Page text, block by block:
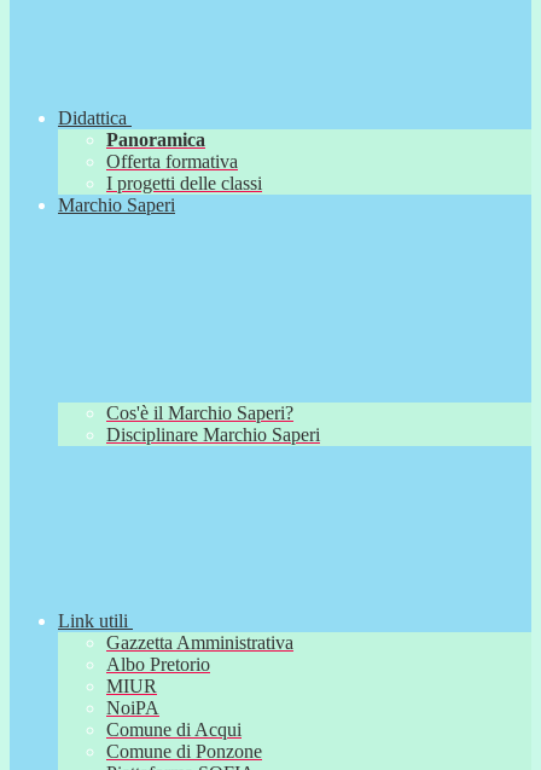
Didattica
Panoramica
Offerta formativa
I progetti delle classi
Marchio Saperi
Cos'è il Marchio Saperi?
Disciplinare Marchio Saperi
Link utili
Gazzetta Amministrativa
Albo Pretorio
MIUR
NoiPA
Comune di Acqui
Comune di Ponzone